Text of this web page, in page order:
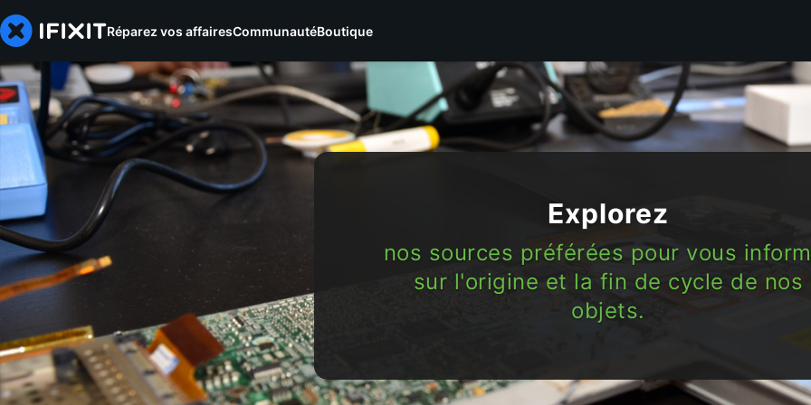
Réparez vos affairesCommunautéBoutique
Explorez
nos sources préférées pour vous
sur l'origine et la fin de cycle de nos
objets.